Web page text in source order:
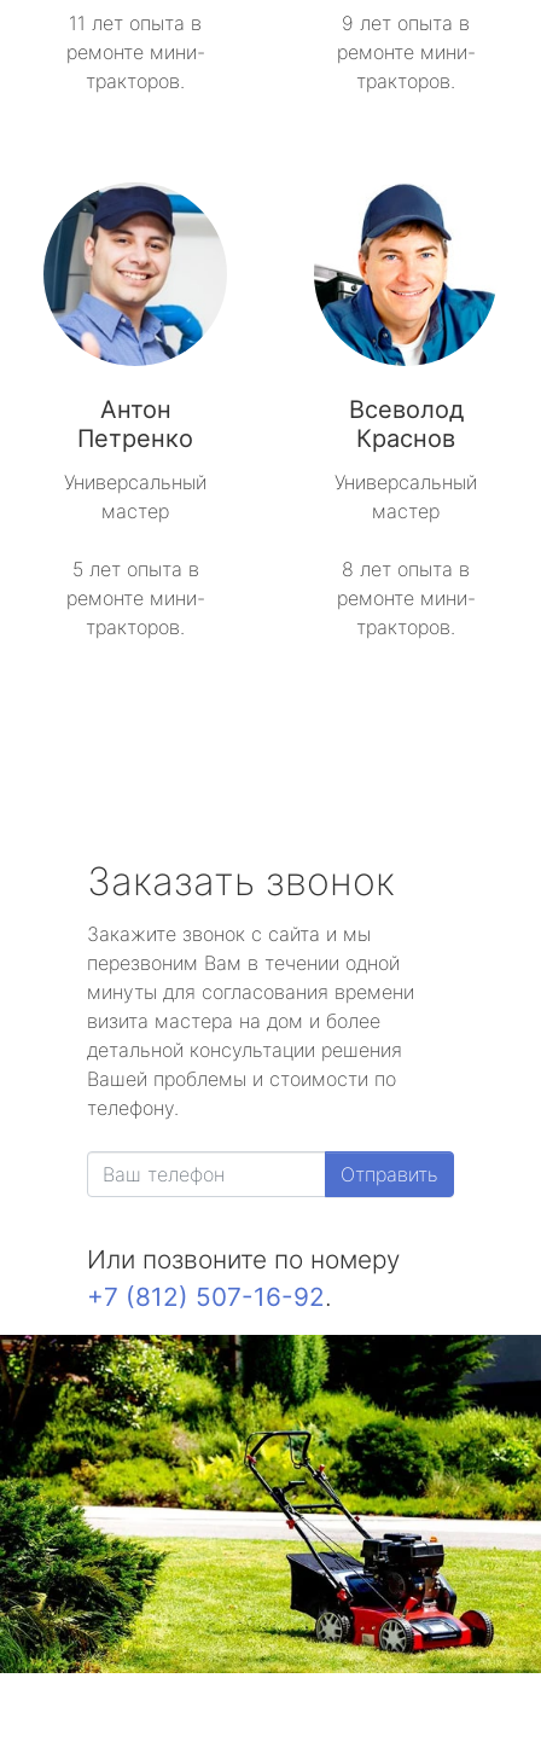
11 лет опыта в
ремонте мини-
тракторов.
9 лет опыта в
ремонте мини-
тракторов.
Антон
Петренко
Универсальный
мастер
5 лет опыта в
ремонте мини-
тракторов.
Всеволод
Краснов
Универсальный
мастер
8 лет опыта в
ремонте мини-
тракторов.
Заказать звонок
Закажите звонок с сайта и мы
перезвоним Вам в течении одной
минуты для согласования времени
визита мастера на дом и более
детальной консультации решения
Вашей проблемы и стоимости по
телефону.
Отправить
Или позвоните по номеру
+7 (812) 507-16-92.